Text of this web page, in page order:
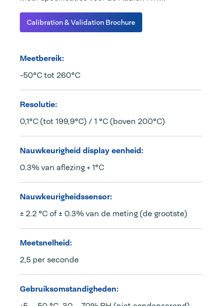
Calibration & Validation Brochure
Meetbereik:
-50°C tot 260°C
Resolutie:
0,1°C (tot 199,9°C) / 1 °C (boven 200°C)
Nauwkeurigheid display eenheid:
0.3% van aflezing + 1°C
Nauwkeurigheidssensor:
± 2.2 °C of ± 0.3% van de meting (de grootste)
Meetsnelheid:
2,5 per seconde
Gebruiksomstandigheden: